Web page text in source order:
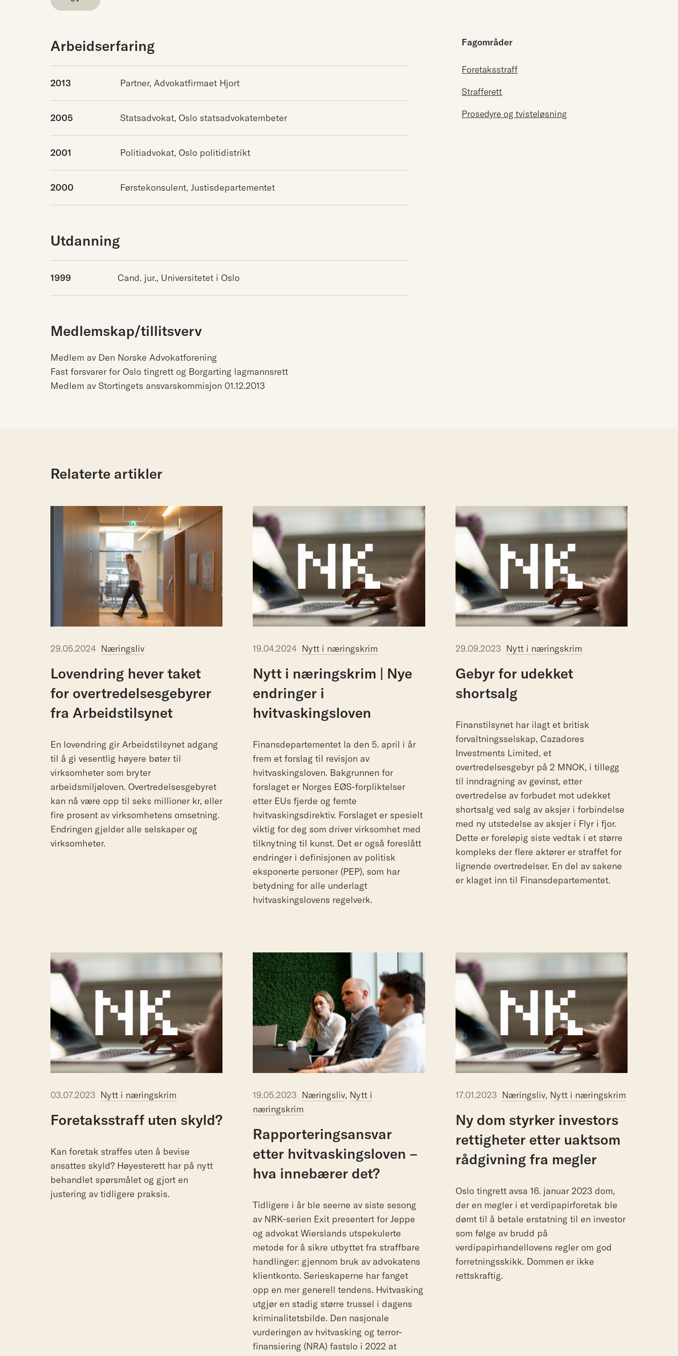
Arbeidserfaring
2013 Partner, Advokatfirmaet Hjort
2005 Statsadvokat, Oslo statsadvokatembeter
2001 Politiadvokat, Oslo politidistrikt
2000 Førstekonsulent, Justisdepartementet
Utdanning
1999 Cand. jur., Universitetet i Oslo
Medlemskap/tillitsverv
Medlem av Den Norske Advokatforening
Fast forsvarer for Oslo tingrett og Borgarting lagmannsrett
Medlem av Stortingets ansvarskommisjon 01.12.2013
Fagområder
Foretaksstraff
Strafferett
Prosedyre og tvisteløsning
Relaterte artikler
29.05.2024 Næringsliv
Lovendring hever taket
for overtredelsesgebyrer
fra Arbeidstilsynet
En lovendring gir Arbeidstilsynet adgang
til å gi vesentlig høyere bøter til
virksomheter som bryter
arbeidsmiljøloven. Overtredelsesgebyret
kan nå være opp til seks millioner kr, eller
fire prosent av virksomhetens omsetning.
Endringen gjelder alle selskaper og
virksomheter.
19.04.2024 Nytt i næringskrim
Nytt i næringskrim | Nye
endringer i
hvitvaskingsloven
Finansdepartementet la den 5. april i år
frem et forslag til revisjon av
hvitvaskingsloven. Bakgrunnen for
forslaget er Norges EØS-forpliktelser
etter EUs fjerde og femte
hvitvaskingsdirektiv. Forslaget er spesielt
viktig for deg som driver virksomhet med
tilknytning til kunst. Det er også foreslått
endringer i definisjonen av politisk
eksponerte personer (PEP), som har
betydning for alle underlagt
hvitvaskingslovens regelverk.
29.09.2023 Nytt i næringskrim
Gebyr for udekket
shortsalg
Finanstilsynet har ilagt et britisk
forvaltningsselskap, Cazadores
Investments Limited, et
overtredelsesgebyr på 2 MNOK, i tillegg
til inndragning av gevinst, etter
overtredelse av forbudet mot udekket
shortsalg ved salg av aksjer i forbindelse
med ny utstedelse av aksjer i Flyr i fjor.
Dette er foreløpig siste vedtak i et større
kompleks der flere aktører er straffet for
lignende overtredelser. En del av sakene
er klaget inn til Finansdepartementet.
03.07.2023 Nytt i næringskrim
Foretaksstraff uten skyld?
Kan foretak straffes uten å bevise
ansattes skyld? Høyesterett har på nytt
behandlet spørsmålet og gjort en
justering av tidligere praksis.
19.05.2023 Næringsliv, Nytt i
næringskrim
Rapporteringsansvar
etter hvitvaskingsloven –
hva innebærer det?
Tidligere i år ble seerne av siste sesong
av NRK-serien Exit presentert for Jeppe
og advokat Wierslands utspekulerte
metode for å sikre utbyttet fra straffbare
handlinger: gjennom bruk av advokatens
klientkonto. Serieskaperne har fanget
opp en mer generell tendens. Hvitvasking
utgjør en stadig større trussel i dagens
kriminalitetsbilde. Den nasjonale
vurderingen av hvitvasking og terror-
finansiering (NRA) fastslo i 2022 at
17.01.2023 Næringsliv, Nytt i næringskrim
Ny dom styrker investors
rettigheter etter uaktsom
rådgivning fra megler
Oslo tingrett avsa 16. januar 2023 dom,
der en megler i et verdipapirforetak ble
dømt til å betale erstatning til en investor
som følge av brudd på
verdipapirhandellovens regler om god
forretningsskikk. Dommen er ikke
rettskraftig.